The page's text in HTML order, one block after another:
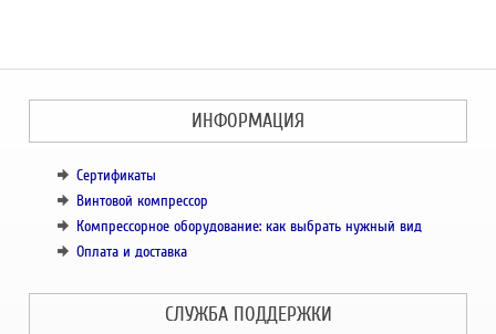
ИНФОРМАЦИЯ
Сертификаты
Винтовой компрессор
Компрессорное оборудование: как выбрать нужный вид
Оплата и доставка
СЛУЖБА ПОДДЕРЖКИ